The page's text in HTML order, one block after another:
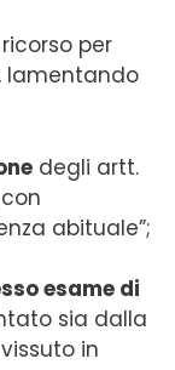
per
lamentando
degli artt.
abituale”;
esame di
sia dalla
in